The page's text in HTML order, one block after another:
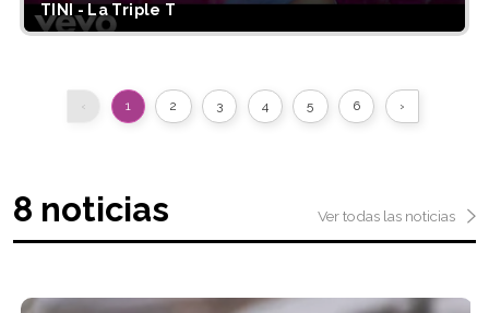
TINI - La Triple T
‹ 1 2 3 4 5 6 ›
8 noticias Ver todas las noticias